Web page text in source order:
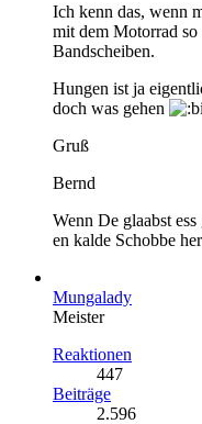
Ich kenn das, wenn
mit dem Motorrad so
Bandscheiben.
Hungen ist ja
doch was gehen
Gruß
Bernd
Wenn De glaabst
en kalde Schobbe
Mungalady
Meister
Reaktionen
447
Beiträge
2.596